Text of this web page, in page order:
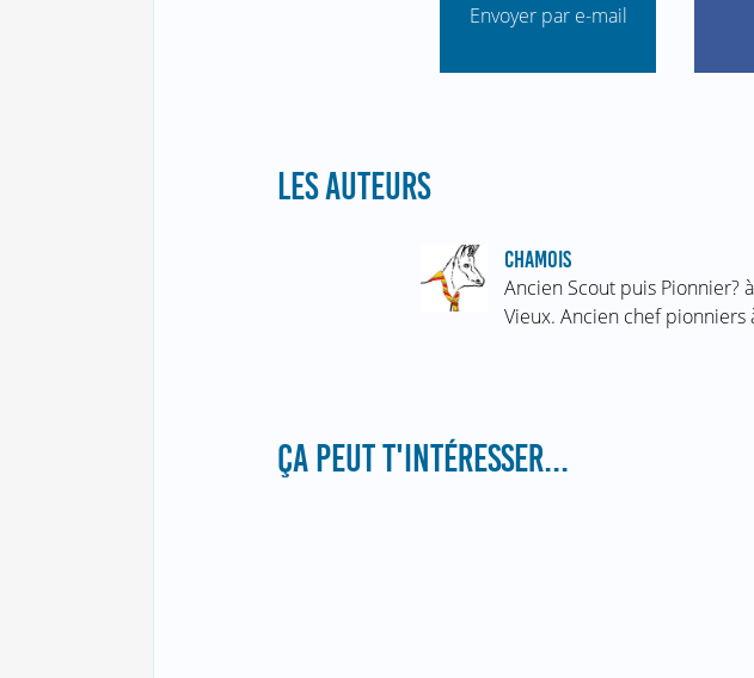
Envoyer par e-mail
LES AUTEURS
CHAMOIS
Ancien Scout puis Pionnier?
Vieux. Ancien chef pionniers
ÇA PEUT T'INTÉRESSER...